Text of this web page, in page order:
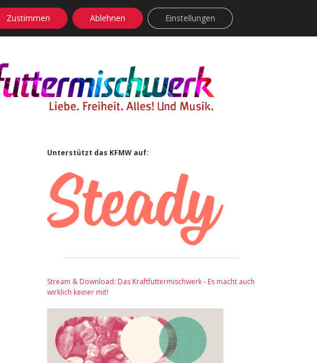
facebook
instagram
rss soundcloud
vimeoBluesky
Sidebar
Unterstützt das KFMW auf:
Stream & Download: Das Kraftfuttermischwerk - Es macht auch
wirklich keiner mit!
Zustimmen Ablehnen Einstellungen